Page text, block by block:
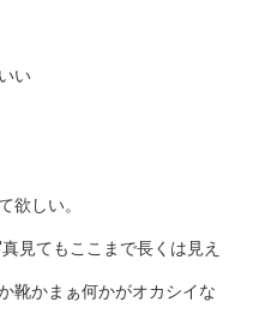
い
欲しい。
見てもここまで長くは見え
靴かまぁ何かがオカシイな